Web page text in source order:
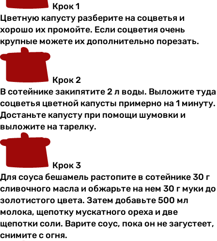
Крок 1
Цветную капусту разберите на соцветья и
хорошо их промойте. Если соцветия очень
крупные можете их дополнительно порезать.
Крок 2
В сотейнике закипятите 2 л воды. Выложите туда
соцветья цветной капусты примерно на 1 минуту.
Достаньте капусту при помощи шумовки и
выложите на тарелку.
Крок 3
Для соуса бешамель растопите в сотейнике 30 г
сливочного масла и обжарьте на нем 30 г муки до
золотистого цвета. Затем добавьте 500 мл
молока, щепотку мускатного ореха и две
щепотки соли. Варите соус, пока он не загустеет,
снимите с огня.